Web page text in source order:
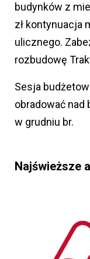
budynków z
zł kontynuacja
ulicznego.
rozbudowę
Sesja
obradować nad
w grudniu br.
Najświeższe